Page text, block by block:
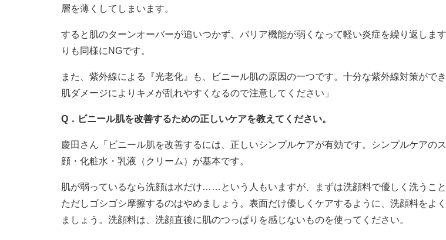
層を薄くしてしまいます。
すると肌のターンオーバーが追いつかず、バリア機能が弱くなって軽い炎症を繰り返しま
りも同様にNGです。
また、紫外線による『光老化』も、ビニール肌の原因の一つです。十分な紫外線対策ができ
肌ダメージによりキメが乱れやすくなるので注意してください」
Q．ビニール肌を改善するための正しいケアを教えてください。
慶田さん「ビニール肌を改善するには、正しいシンプルケアが有効です。シンプルケアの
顔・化粧水・乳液（クリーム）が基本です。
肌が弱っているなら洗顔は水だけ……という人もいますが、まずは洗顔料で優しく洗うこと
ただしゴシゴシ摩擦するのはやめましょう。表面だけ優しくケアするように、洗顔料をよ
ましょう。洗顔料は、洗顔直後に肌のつっぱりを感じないものを使ってください。